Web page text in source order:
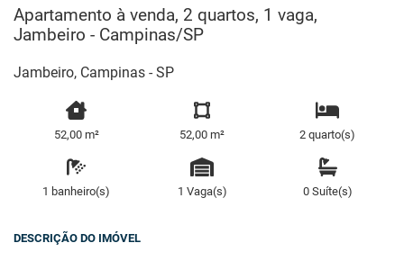
Apartamento à venda, 2 quartos, 1 vaga,
Jambeiro - Campinas/SP
Jambeiro, Campinas - SP
52,00 m² 52,00 m² 2 quarto(s)
1 banheiro(s) 1 Vaga(s) 0 Suíte(s)
DESCRIÇÃO DO IMÓVEL